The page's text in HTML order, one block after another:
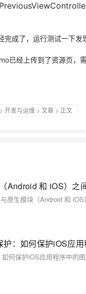
完成了，运行测试一下发
已经上传到了资源页，
> 开发与运维 > 文章 > 正文